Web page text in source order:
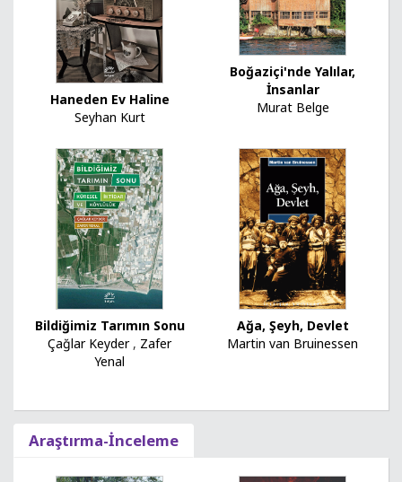
Haneden Ev Haline
Seyhan Kurt
Boğaziçi'nde Yalılar,
İnsanlar
Murat Belge
Bildiğimiz Tarımın Sonu
Çağlar Keyder, Zafer
Yenal
Ağa, Şeyh, Devlet
Martin van Bruinessen
Araştırma-İnceleme